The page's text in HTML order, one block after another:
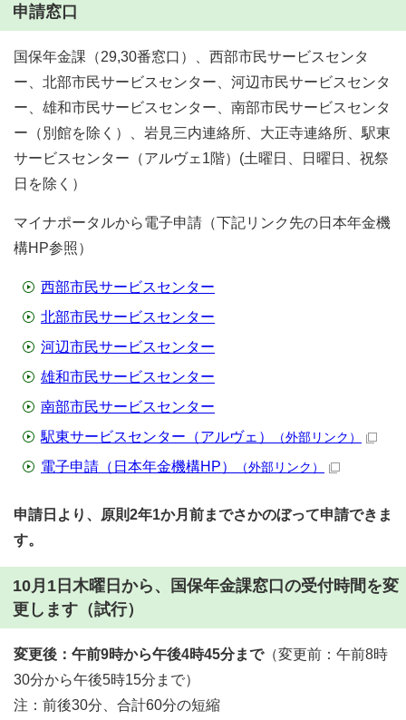
申請窓口
国保年金課（29,30番窓口）、西部市民サービスセンタ
ー、北部市民サービスセンター、河辺市民サービスセンタ
ー、雄和市民サービスセンター、南部市民サービスセンタ
ー（別館を除く）、岩見三内連絡所、大正寺連絡所、駅東
サービスセンター（アルヴェ1階）(土曜日、日曜日、祝祭
日を除く）
マイナポータルから電子申請（下記リンク先の日本年金機
構HP参照）
西部市民サービスセンター
北部市民サービスセンター
河辺市民サービスセンター
雄和市民サービスセンター
南部市民サービスセンター
駅東サービスセンター（アルヴェ）
（外部リンク）
電子申請（日本年金機構HP） （外部リンク）
申請日より、原則2年1か月前までさかのぼって申請できま
す。
10月1日木曜日から、国保年金課窓口の受付時間を変
更します（試行）
変更後：午前9時から午後4時45分まで（変更前：午前8時
30分から午後5時15分まで）
注：前後30分、合計60分の短縮